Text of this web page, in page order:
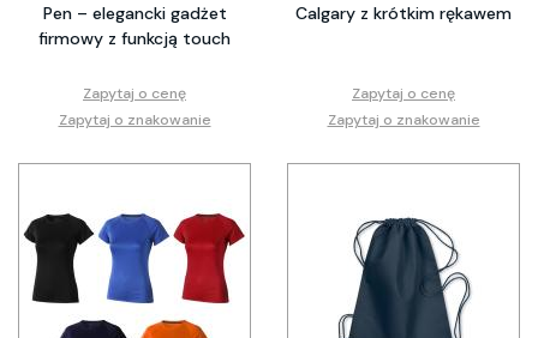
Pen – elegancki gadżet
firmowy z funkcją touch
Zapytaj o cenę
Zapytaj o znakowanie
Calgary z krótkim rękawem
Zapytaj o cenę
Zapytaj o znakowanie